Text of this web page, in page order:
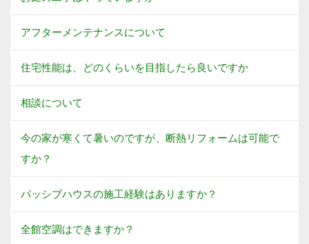
アフターメンテナンスについて
住宅性能は、どのくらいを目指したら良いですか
相談について
今の家が寒くて暑いのですが、断熱リフォームは可能で
すか？
パッシブハウスの施工経験はありますか？
全館空調はできますか？